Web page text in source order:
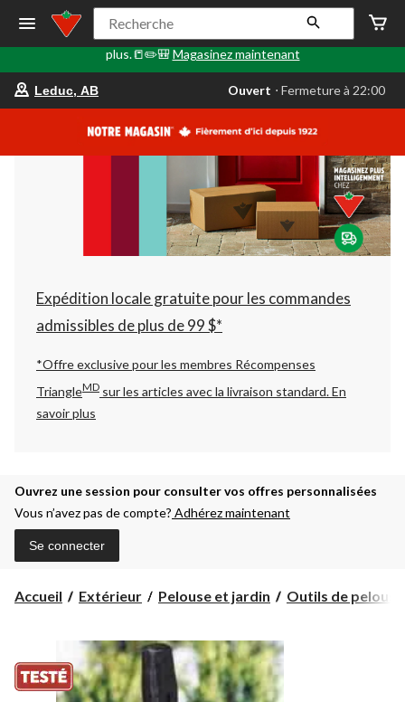
🎒✏️📒Le Retour en classe commence ici. Faites le plein de
fournitures scolaires, d'articles technologiques, de sacs à dos et
plus.📒✏️🎒 Magasinez maintenant
votre
est
AB,
Ouvert,
Fermeture
à
22:00
changer
Leduc, AB Ouvert ⋅ Fermeture à 22:00
Recherche
Expédition locale gratuite pour les commandes
admissibles de plus de 99 $*
*Offre exclusive pour les membres Récompenses
TriangleMD sur les articles avec la livraison standard.En
savoir plus
Ouvrez une session pour consulter vos offres personnalisées
Vous n’avez pas de compte? Adhérez maintenant
Se connecter
Accueil Extérieur Pelouse et jardin Outils de